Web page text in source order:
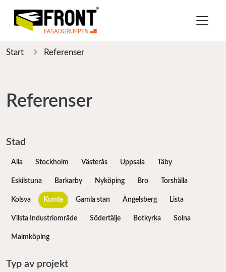
Start Referenser
Referenser
Stad
Alla Stockholm Västerås Uppsala Täby
Eskilstuna Barkarby Nyköping Bro Torshälla
Kolsva Kumla Gamla stan Ängelsberg Lista
Vilsta Industriområde Södertälje Botkyrka Solna
Malmköping
Typ av projekt